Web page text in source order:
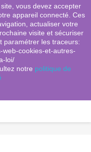
shopping_cart (0)

vous devez accepter
appareil connecté. Ces
actualiser votre
visite et sécuriser
paramétrer les traceurs:
web-cookies-et-autres-
loi/
notre politique de